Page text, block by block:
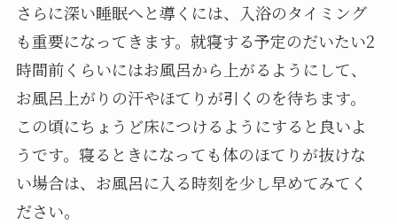
さらに深い睡眠へと導くには、入浴のタイミング
も重要になってきます。就寝する予定のだいたい2
時間前くらいにはお風呂から上がるようにして、
お風呂上がりの汗やほてりが引くのを待ちます。
この頃にちょうど床につけるようにすると良いよ
うです。寝るときになっても体のほてりが抜けな
い場合は、お風呂に入る時刻を少し早めてみてく
ださい。